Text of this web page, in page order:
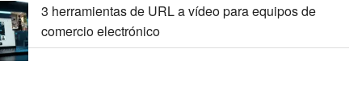
3 herramientas de URL a vídeo para equipos de
comercio electrónico